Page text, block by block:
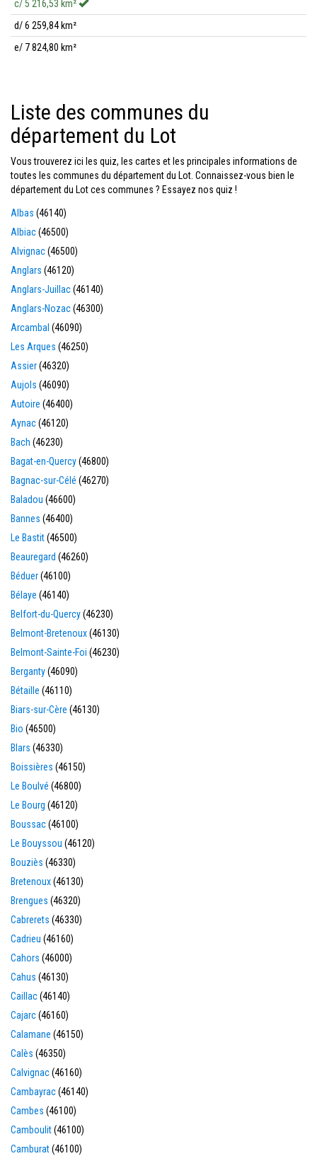
c/ 5 216,53 km²
d/ 6 259,84 km²
e/ 7 824,80 km²
Liste des communes du
département du Lot
Vous trouverez ici les quiz, les cartes et les principales informations de
toutes les communes du département du Lot. Connaissez-vous bien le
département du Lot ces communes ? Essayez nos quiz !
Albas (46140)
Albiac(46500)
Alvignac(46500)
Anglars (46120)
Anglars-Juillac(46140)
Anglars-Nozac(46300)
Arcambal (46090)
Les Arques (46250)
Assier(46320)
Aujols (46090)
Autoire (46400)
Aynac(46120)
Bach (46230)
Bagat-en-Quercy(46800)
Bagnac-sur-Célé (46270)
Baladou (46600)
Bannes (46400)
Le Bastit(46500)
Beauregard (46260)
Béduer(46100)
Bélaye (46140)
Belfort-du-Quercy(46230)
Belmont-Bretenoux(46130)
Belmont-Sainte-Foi (46230)
Berganty(46090)
Bétaille (46110)
Biars-sur-Cère (46130)
Bio (46500)
Blars (46330)
Boissières (46150)
Le Boulvé (46800)
Le Bourg (46120)
Boussac(46100)
Le Bouyssou (46120)
Bouziès (46330)
Bretenoux(46130)
Brengues (46320)
Cabrerets (46330)
Cadrieu (46160)
Cahors (46000)
Cahus (46130)
Caillac(46140)
Cajarc(46160)
Calamane (46150)
Calès (46350)
Calvignac(46160)
Cambayrac(46140)
Cambes (46100)
Camboulit(46100)
Camburat(46100)